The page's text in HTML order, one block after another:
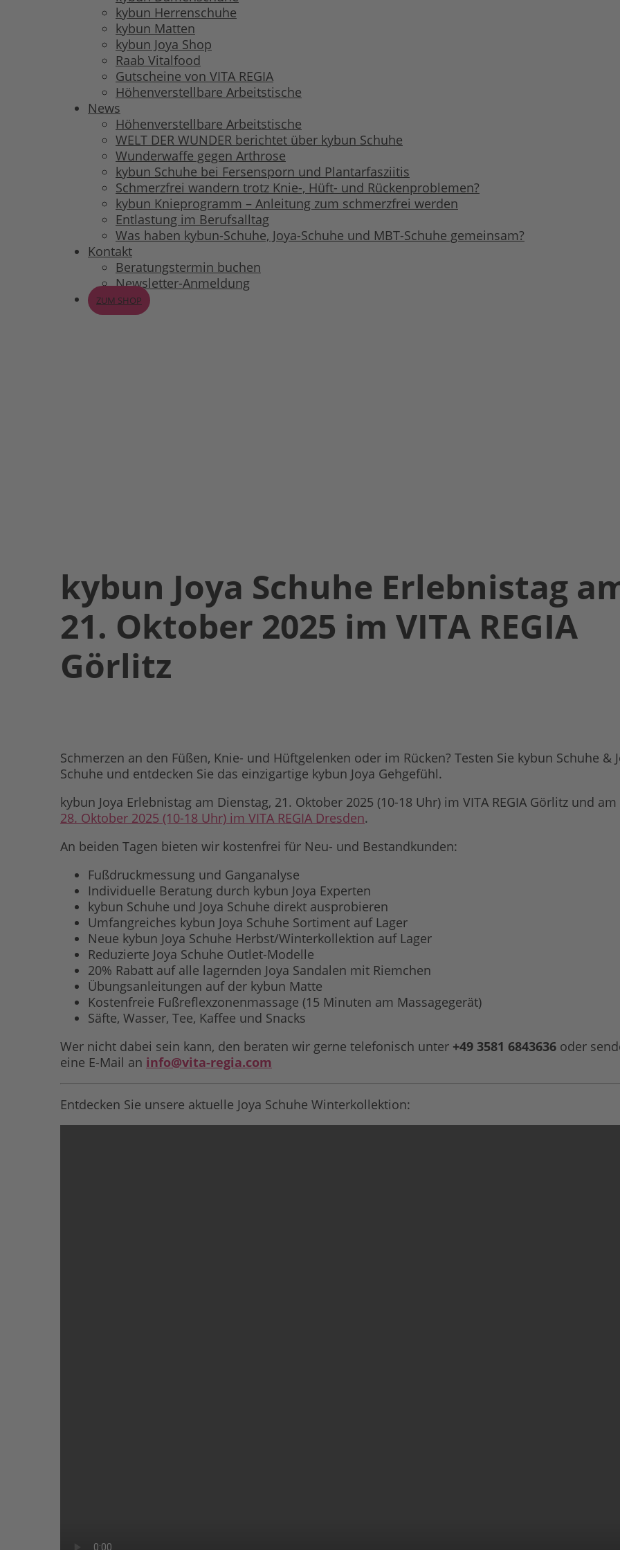
kybun Herrenschuhe
kybun Matten
kybun Joya Shop
Raab Vitalfood
Gutscheine von VITA REGIA
Höhenverstellbare Arbeitstische
News
Höhenverstellbare Arbeitstische
WELT DER WUNDER berichtet über kybun Schuhe
Wunderwaffe gegen Arthrose
kybun Schuhe bei Fersensporn und Plantarfasziitis
Schmerzfrei wandern trotz Knie-, Hüft- und Rückenproblemen?
kybun Knieprogramm – Anleitung zum schmerzfrei werden
Entlastung im Berufsalltag
Was haben kybun-Schuhe, Joya-Schuhe und MBT-Schuhe gemeinsam?
Kontakt
Beratungstermin buchen
Newsletter-Anmeldung
ZUM SHOP
kybun Joya Schuhe Erlebnistag
21. Oktober 2025 im VITA REGIA
Görlitz
Schmerzen an den Füßen, Knie- und Hüftgelenken oder im Rücken? Testen Sie kybun Schuhe &
Schuhe und entdecken Sie das einzigartige kybun Joya Gehgefühl.
kybun Joya Erlebnistag am Dienstag, 21. Oktober 2025 (10-18 Uhr) im VITA REGIA Görlitz und am
28. Oktober 2025 (10-18 Uhr) im VITA REGIA Dresden.
An beiden Tagen bieten wir kostenfrei für Neu- und Bestandkunden:
Fußdruckmessung und Ganganalyse
Individuelle Beratung durch kybun Joya Experten
kybun Schuhe und Joya Schuhe direkt ausprobieren
Umfangreiches kybun Joya Schuhe Sortiment auf Lager
Neue kybun Joya Schuhe Herbst/Winterkollektion auf Lager
Reduzierte Joya Schuhe Outlet-Modelle
20% Rabatt auf alle lagernden Joya Sandalen mit Riemchen
Übungsanleitungen auf der kybun Matte
Kostenfreie Fußreflexzonenmassage (15 Minuten am Massagegerät)
Säfte, Wasser, Tee, Kaffee und Snacks
Wer nicht dabei sein kann, den beraten wir gerne telefonisch unter +49 3581 6843636 oder
eine E-Mail an info@vita-regia.com
Entdecken Sie unsere aktuelle Joya Schuhe Winterkollektion: